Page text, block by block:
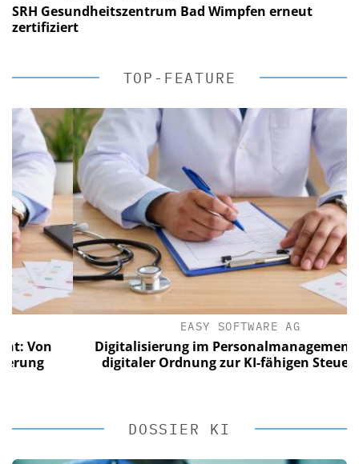
SRH Gesundheitszentrum Bad Wimpfen erneut
zertifiziert
TOP-FEATURE
EASY SOFTWARE AG
Digitalisierung im Personalmanagement: Von
digitaler Ordnung zur KI-fähigen Steuerung
DOSSIER KI